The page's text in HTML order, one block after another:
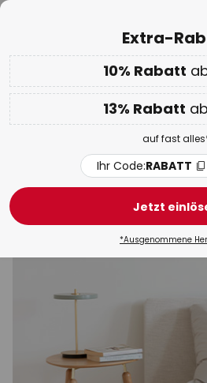
Nur
02D 11H
EXTRA 10% ab 109 € & 13%
Code:RABATT
WOW Week:Bis zu
Industrielle
Mit Schirm
Extra-
10% Rabatt
13% Rabatt
auf fast
Ihr Code:RABATT
Jetzt
*Ausgenommene